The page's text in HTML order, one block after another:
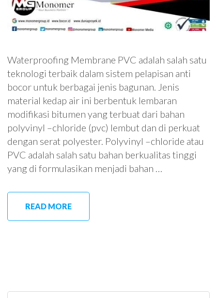
Waterproofing Membrane PVC adalah salah satu
teknologi terbaik dalam sistem pelapisan anti
bocor untuk berbagai jenis bagunan. Jenis
material kedap air ini berbentuk lembaran
modifikasi bitumen yang terbuat dari bahan
polyvinyl –chloride (pvc) lembut dan di perkuat
dengan serat polyester. Polyvinyl –chloride atau
PVC adalah salah satu bahan berkualitas tinggi
yang di formulasikan menjadi bahan …
READ MORE